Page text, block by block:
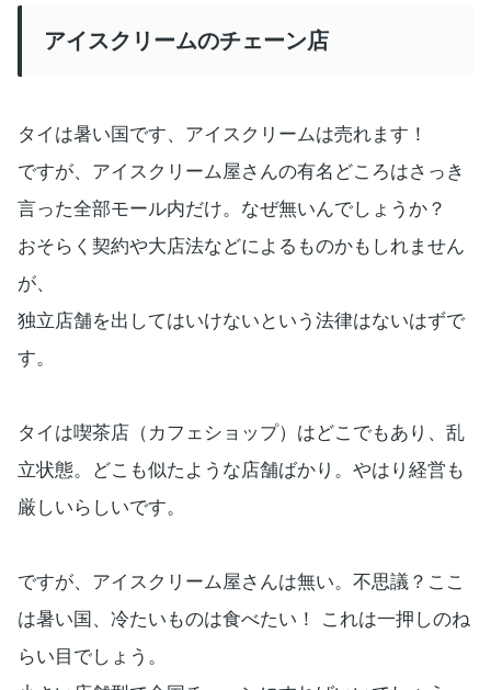
アイスクリームのチェーン店
タイは暑い国です、アイスクリームは売れます！
ですが、アイスクリーム屋さんの有名どころはさっき
言った全部モール内だけ。なぜ無いんでしょうか？
おそらく契約や大店法などによるものかもしれません
が、
独立店舗を出してはいけないという法律はないはずで
す。
タイは喫茶店（カフェショップ）はどこでもあり、乱
立状態。どこも似たような店舗ばかり。やはり経営も
厳しいらしいです。
ですが、アイスクリーム屋さんは無い。不思議？ここ
は暑い国、冷たいものは食べたい！ これは一押しのね
らい目でしょう。